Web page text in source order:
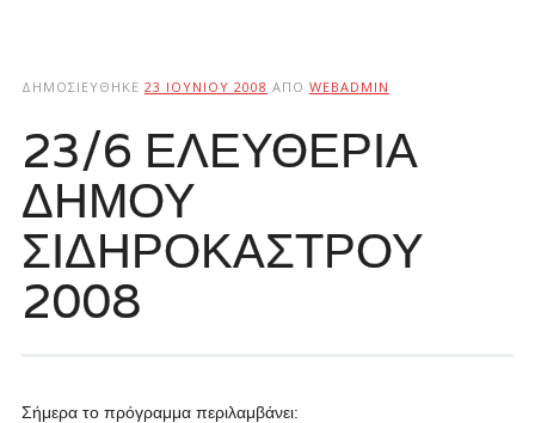
ΔΗΜΟΣΙΕΎΘΗΚΕ 23 ΙΟΥΝΊΟΥ 2008 ΑΠΌ WEBADMIN
23/6 ΕΛΕΥΘΕΡΙΑ
ΔΗΜΟΥ
ΣΙΔΗΡΟΚΑΣΤΡΟΥ
2008
Σήμερα το πρόγραμμα περιλαμβάνει: